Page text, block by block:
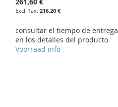
216,20 €
consultar el tiempo de entrega
en los detalles del producto
Voorraad info